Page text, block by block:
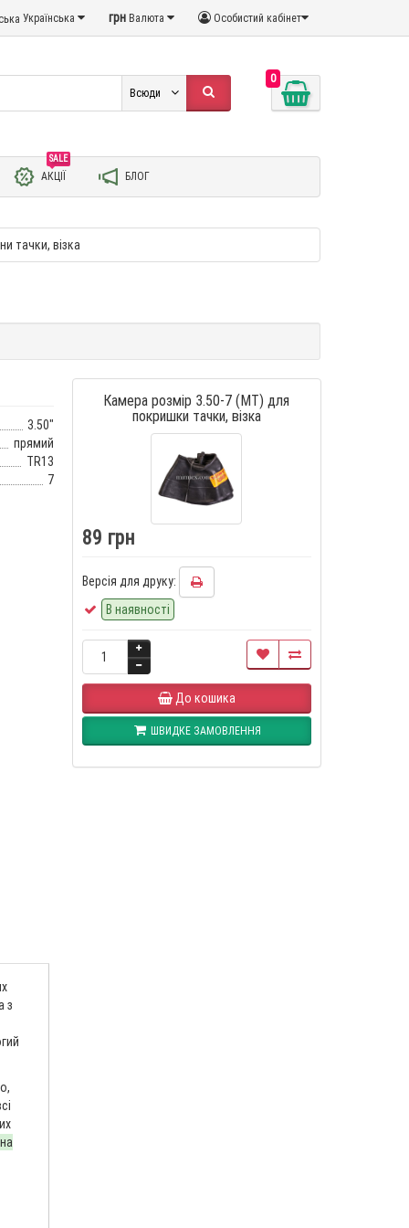
Особистий кабінет
грн Валюта
Українська
0
Всюди
SALE
АКЦІЇ БЛОГ
тачки, візка
3.50"
прямий
TR13
7
Камера розмір 3.50-7 (MT) для
покришки тачки, візка
89 грн
Версія для друку:
В наявності
До кошика
ШВИДКЕ ЗАМОВЛЕННЯ
з